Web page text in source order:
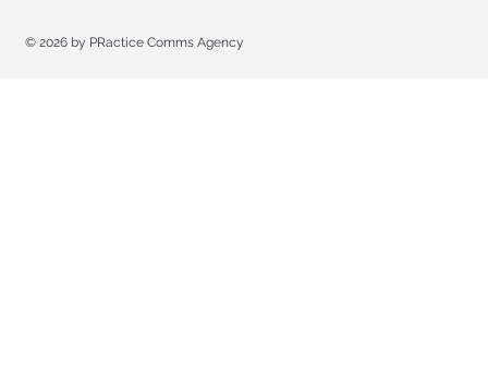
© 2026 by PRactice Comms Agency